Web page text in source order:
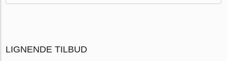
LIGNENDE TILBUD